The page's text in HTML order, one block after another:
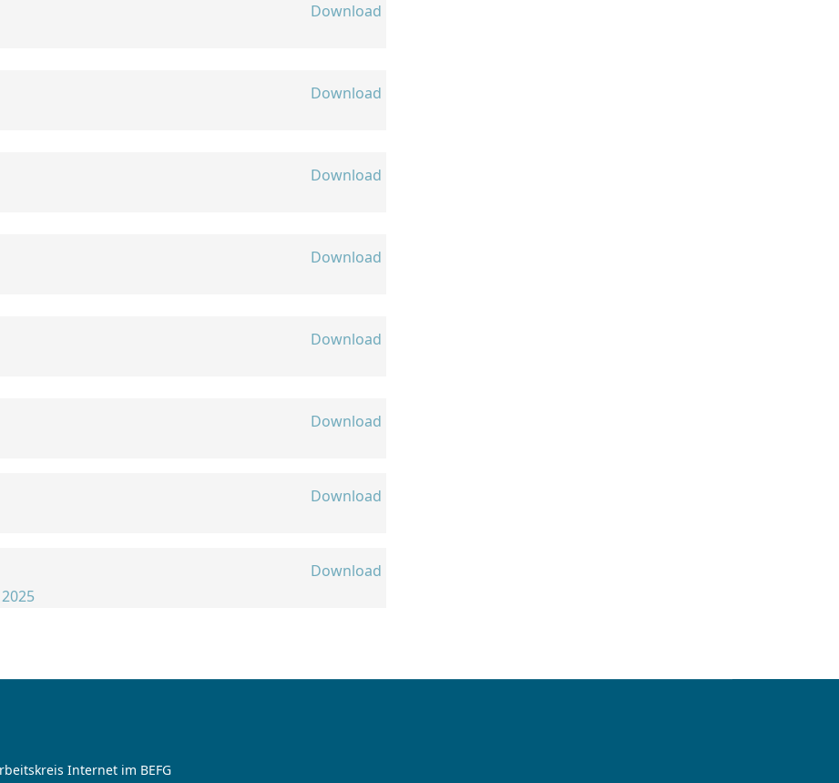
Download
Download
Download
Download
Download
Download
Download
Download
Internet im BEFG